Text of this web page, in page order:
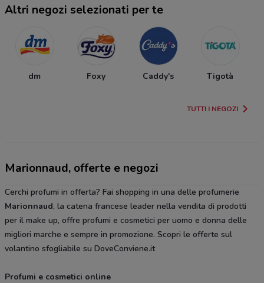
Altri negozi selezionati per te
dm Foxy Caddy's Tigotà
TUTTI I NEGOZI
Marionnaud, offerte e negozi
Cerchi profumi in offerta? Fai shopping in una delle profumerie
Marionnaud, la catena francese leader nella vendita di prodotti
per il make up, offre profumi e cosmetici per uomo e donna delle
migliori marche e sempre in promozione. Scopri le offerte sul
volantino sfogliabile su DoveConviene.it
Profumi e cosmetici online